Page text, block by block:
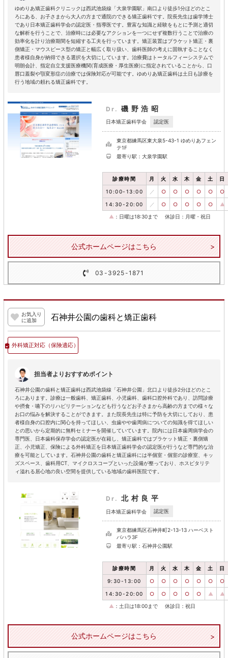
ゆめりあ矯正歯科クリニックは西武池袋線「大泉学園駅」南口より徒歩1分ほどのとこ
ろにある、お子さまから大人の方まで通院のできる矯正歯科です。院長先生は歯学博士
であり日本矯正歯科学会の認定医・指導医です。豊富な知識と経験をもとに予測と適切
な解析を行うことで、治療時には必要なアクションを一つにせず複数行うことで治療の
効率化を計り治療期間を短縮する工夫を行っています。矯正装置はブラケット矯正・裏
側矯正・マウスピース型の矯正と幅広く取り扱い、歯科医師の考えに固執することなく
患者様自身が納得できる選択を大切にしています。治療費はトータルフィーシステムで
明朗会計、指定自立支援医療機関(育成医療・厚生医療)に指定されていることから、口
唇口蓋裂や顎変形症の治療では保険対応が可能です。ゆめりあ矯正歯科は土日も診療を
行う地域の頼れる矯正歯科です。
Dr. 磯野浩昭
日本矯正歯科学会 認定医
東京都練馬区東大泉5-43-1 ゆめりあフェン
テ1F
最寄り駅：大泉学園駅
診療時間 月 火 水 木 金 土 日
10:00-13:00 ／ ○ ○ ○ ○ ○ ○
14:30-20:00 ／ ○ ○ ○ ○ ○ ▲
▲ ：日曜は18:30まで 休診日：月曜・祝日
公式ホームページはこちら
03-3925-1871
お気入り
に追加
石神井公園の歯科と矯正歯科
外科矯正対応（保険適応）
担当者よりおすすめポイント
石神井公園の歯科と矯正歯科は西武池袋線「石神井公園」北口より徒歩2分ほどのとこ
ろにあります。診療は一般歯科、矯正歯科、小児歯科、歯科口腔外科であり、訪問診療
や摂食・嚥下のリハビリテーションなども行うなどお子さまから高齢の方までの様々な
お口の悩みを解決することができます。また院長先生は特に予防を大切にしており、患
者様自身の口腔内に関心を持ってほしい、虫歯やや歯周病についての知識を得てほしい
との思いから定期的に無料セミナーを開催していています。院内には日本歯周病学会の
専門医、日本歯科保存学会の認定医が在籍し、矯正歯科ではブラケット矯正・裏側矯
正、小児矯正、保険による外科矯正を日本矯正歯科学会の認定医が行うなど専門的な治
療を可能としています。石神井公園の歯科と矯正歯科には半個室・個室の診療室、キッ
ズスペース、歯科用CT、マイクロスコープといった設備が整っており、ホスピタリテ
ィ溢れる居心地の良い空間を提供している地域の歯科医院です。
Dr. 北村良平
日本矯正歯科学会 認定医
東京都練馬区石神井町2-13-13 ハーベスト
バハラ3F
最寄り駅：石神井公園駅
診療時間 月 火 水 木 金 土 日
9:30-13:00 ○ ○ ○ ○ ○ ○ ○
14:30-20:00 ○ ○ ○ ○ ○ ▲ ▲
▲ ：土日は18:00まで 休診日：祝日
公式ホームページはこちら